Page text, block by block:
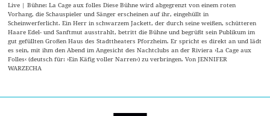
Live | Bühne: La Cage aux folles Diese Bühne wird abgegrenzt von einem roten
Vorhang, die Schauspieler und Sänger erscheinen auf ihr, eingehüllt in
Scheinwerferlicht. Ein Herr in schwarzem Jackett, der durch seine weißen, schütteren
Haare Edel- und Sanftmut ausstrahlt, betritt die Bühne und begrüßt sein Publikum im
gut gefüllten Großen Haus des Stadttheaters Pforzheim. Er spricht es direkt an und lädt
es sein, mit ihm den Abend im Angesicht des Nachtclubs an der Riviera ›La Cage aux
Folles‹ (deutsch für: ›Ein Käfig voller Narren‹) zu verbringen. Von JENNIFER
WARZECHA